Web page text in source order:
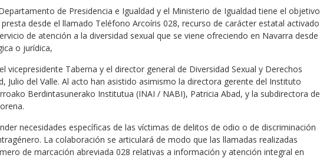
de Presidencia e Igualdad y el Ministerio de Igualdad tiene el objetivo
desde el llamado Teléfono Arcoíris 028, recurso de carácter estatal activado
de atención a la diversidad sexual que se viene ofreciendo en Navarra desde
o jurídica,
vicepresidente Taberna y el director general de Diversidad Sexual y Derechos
Julio del Valle. Al acto han asistido asimismo la directora gerente del Instituto
Berdintasunerako Institutua (INAI / NABI), Patricia Abad, y la subdirectora de
necesidades específicas de las víctimas de delitos de odio o de discriminación
La colaboración se articulará de modo que las llamadas realizadas
de marcación abreviada 028 relativas a información y atención integral en